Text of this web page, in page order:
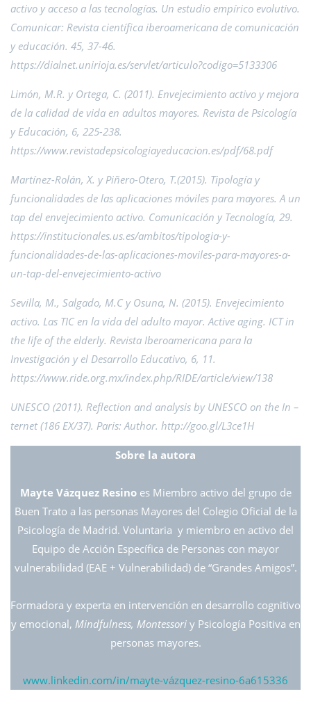
activo y acceso a las tecnologías. Un estudio empírico evolutivo.
Comunicar: Revista científica iberoamericana de comunicación
y educación. 45, 37-46.
https://dialnet.unirioja.es/servlet/articulo?codigo=5133306
Limón, M.R. y Ortega, C. (2011). Envejecimiento activo y mejora
de la calidad de vida en adultos mayores. Revista de Psicología
y Educación, 6, 225-238.
https://www.revistadepsicologiayeducacion.es/pdf/68.pdf
Martínez-Rolán, X. y Piñero-Otero, T.(2015). Tipología y
funcionalidades de las aplicaciones móviles para mayores. A un
tap del envejecimiento activo. Comunicación y Tecnología, 29.
https://institucionales.us.es/ambitos/tipologia-y-
funcionalidades-de-las-aplicaciones-moviles-para-mayores-a-
un-tap-del-envejecimiento-activo
Sevilla, M., Salgado, M.C y Osuna, N. (2015). Envejecimiento
activo. Las TIC en la vida del adulto mayor. Active aging. ICT in
the life of the elderly. Revista Iberoamericana para la
Investigación y el Desarrollo Educativo, 6, 11.
https://www.ride.org.mx/index.php/RIDE/article/view/138
UNESCO (2011). Reflection and analysis by UNESCO on the In –
ternet (186 EX/37). Paris: Author. http://goo.gl/L3ce1H
Sobre la autora
Mayte Vázquez Resinoes Miembro activo del grupo de
Buen Trato a las personas Mayores del Colegio Oficial de la
Psicología de Madrid. Voluntaria y miembro en activo del
Equipo de Acción Específica de Personas con mayor
vulnerabilidad (EAE + Vulnerabilidad) de “Grandes Amigos”.
Formadora y experta en intervención en desarrollo cognitivo
y emocional, Mindfulness, Montessori y Psicología Positiva en
personas mayores.
www.linkedin.com/in/mayte-vázquez-resino-6a615336